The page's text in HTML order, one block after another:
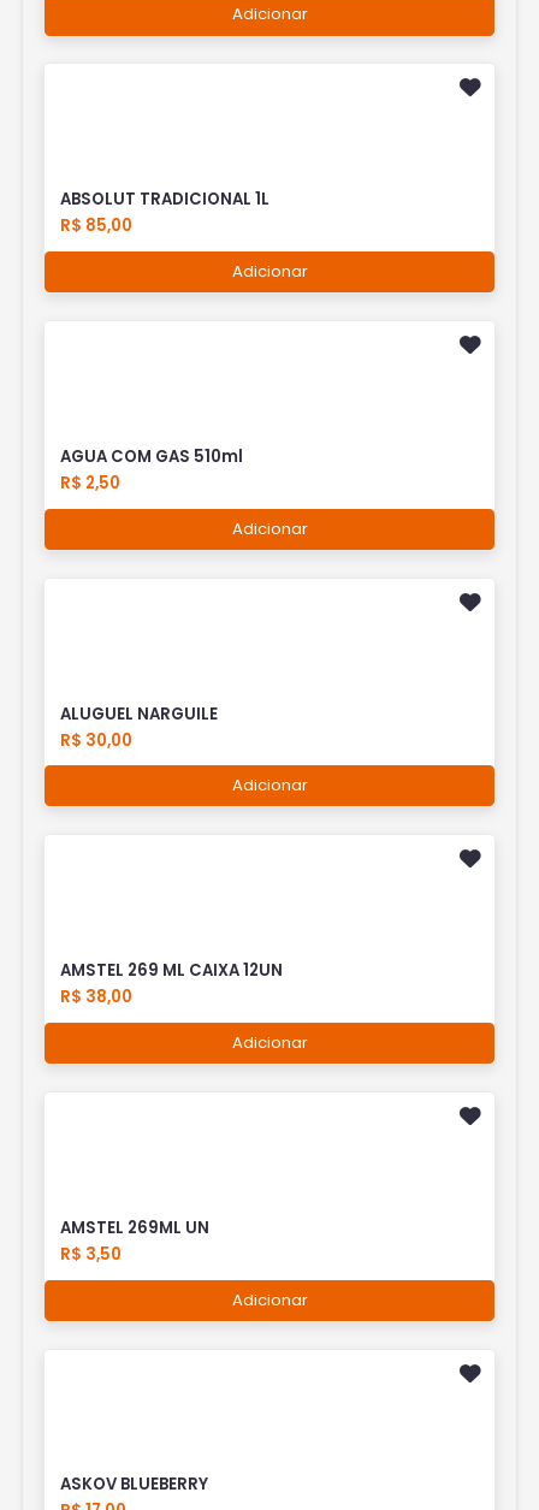
Adicionar
ABSOLUT TRADICIONAL 1L
R$ 85,00
Adicionar
AGUA COM GAS 510ml
R$ 2,50
Adicionar
ALUGUEL NARGUILE
R$ 30,00
Adicionar
AMSTEL 269 ML CAIXA 12UN
R$ 38,00
Adicionar
AMSTEL 269ML UN
R$ 3,50
Adicionar
ASKOV BLUEBERRY